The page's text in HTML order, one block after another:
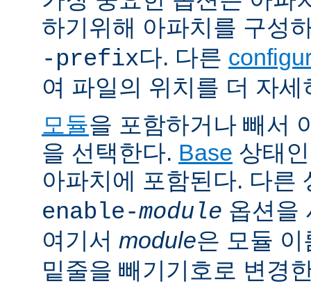
하기위해 아파치를 구성
-prefix다. 다른
여 파일의 위치를 더 자
모듈을 포함하거나 빼서
을 선택한다. Base 상태
아파치에 포함된다. 다른
enable-module 옵션을
여기서 module은 모듈
밑줄을 빼기기호로 변경